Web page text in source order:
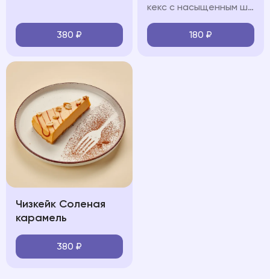
380 ₽
кекс с насыщенным шоколадным вкусом, который содержит приятную жидкую кофейную структуру
180 ₽
Чизкейк Соленая
карамель
380 ₽